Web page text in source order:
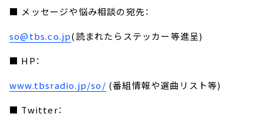
■ メッセージや悩み相談の宛先：
so@tbs.co.jp(読まれたらステッカー等進呈)
■ HP：
www.tbsradio.jp/so/ (番組情報や選曲リスト等)
■ Twitter：